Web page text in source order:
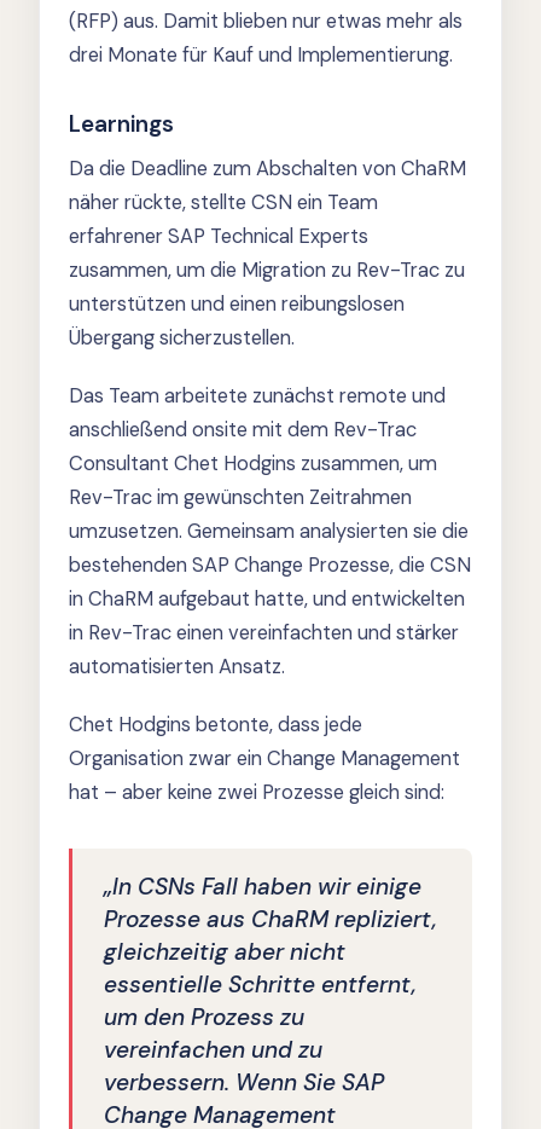
(RFP) aus. Damit blieben nur etwas mehr als
drei Monate für Kauf und Implementierung.
Learnings
Da die Deadline zum Abschalten von ChaRM
näher rückte, stellte CSN ein Team
erfahrener SAP Technical Experts
zusammen, um die Migration zu Rev-Trac zu
unterstützen und einen reibungslosen
Übergang sicherzustellen.
Das Team arbeitete zunächst remote und
anschließend onsite mit dem Rev-Trac
Consultant Chet Hodgins zusammen, um
Rev-Trac im gewünschten Zeitrahmen
umzusetzen. Gemeinsam analysierten sie die
bestehenden SAP Change Prozesse, die CSN
in ChaRM aufgebaut hatte, und entwickelten
in Rev-Trac einen vereinfachten und stärker
automatisierten Ansatz.
Chet Hodgins betonte, dass jede
Organisation zwar ein Change Management
hat – aber keine zwei Prozesse gleich sind:
„In CSNs Fall haben wir einige
Prozesse aus ChaRM repliziert,
gleichzeitig aber nicht
essentielle Schritte entfernt,
um den Prozess zu
vereinfachen und zu
verbessern. Wenn Sie SAP
Change Management